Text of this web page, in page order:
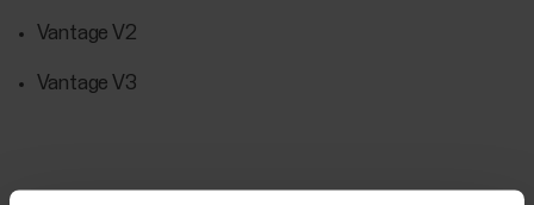
Vantage V2
Vantage V3